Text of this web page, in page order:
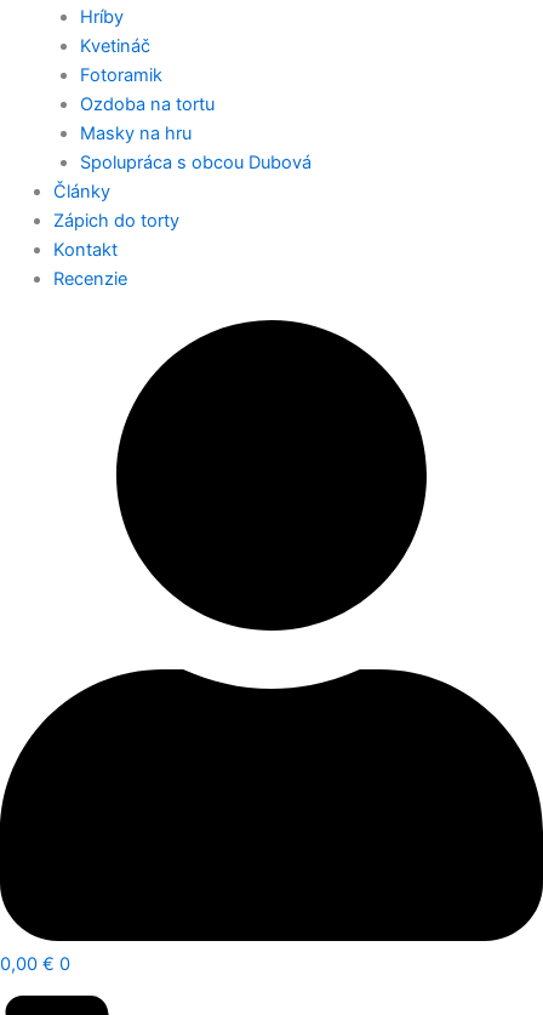
Hríby
Kvetináč
Fotoramik
Ozdoba na tortu
Masky na hru
Spolupráca s obcou Dubová
Články
Zápich do torty
Kontakt
Recenzie
0,00 € 0